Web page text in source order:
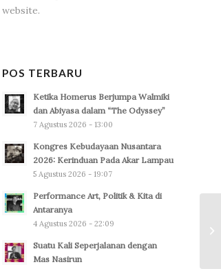
website.
POS TERBARU
Ketika Homerus Berjumpa Walmiki
dan Abiyasa dalam “The Odyssey”
7 Agustus 2026 - 13:00
Kongres Kebudayaan Nusantara
2026: Kerinduan Pada Akar Lampau
5 Agustus 2026 - 19:07
Performance Art, Politik & Kita di
Antaranya
4 Agustus 2026 - 22:09
Suatu Kali Seperjalanan dengan
Mas Nasirun